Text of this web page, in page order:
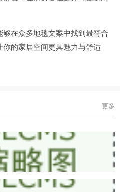
在众多地毯文案中找到最符合
的家居空间更具魅力与舒适
更多